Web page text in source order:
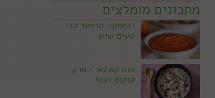
מתכונים מומלצים
רומסקו: הרוטב הכי
טעים שיש
טום קא גאי • מרק
קוקוס ועוף